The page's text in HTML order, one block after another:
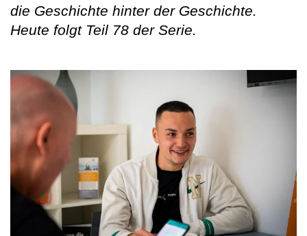
die Geschichte hinter der Geschichte.
Heute folgt Teil 78 der Serie.